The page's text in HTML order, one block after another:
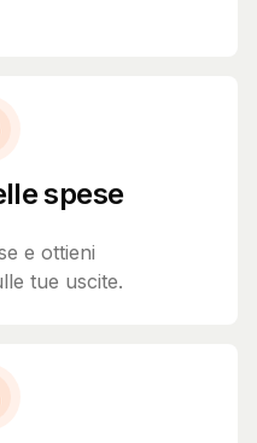
spese
e ottieni
tue uscite.